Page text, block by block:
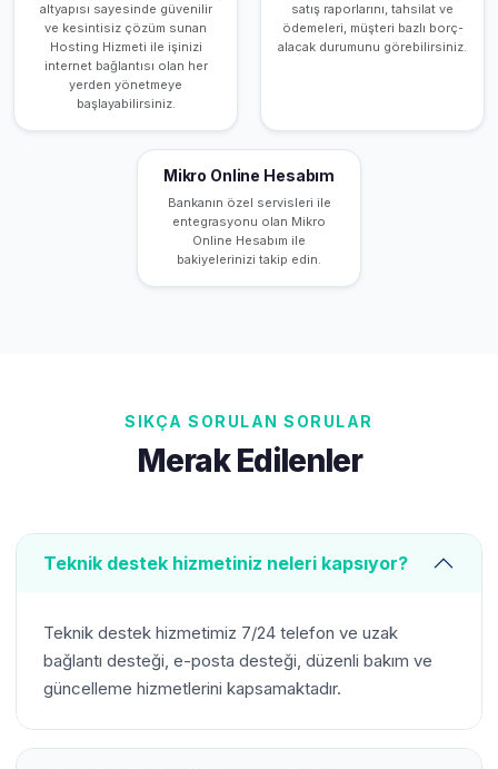
altyapısı sayesinde güvenilir
ve kesintisiz çözüm sunan
Hosting Hizmeti ile işinizi
internet bağlantısı olan her
yerden yönetmeye
başlayabilirsiniz.
satış raporlarını, tahsilat ve
ödemeleri, müşteri bazlı borç-
alacak durumunu görebilirsiniz.
Mikro Online Hesabım
Bankanın özel servisleri ile
entegrasyonu olan Mikro
Online Hesabım ile
bakiyelerinizi takip edin.
SIKÇA SORULAN SORULAR
Merak Edilenler
Teknik destek hizmetiniz neleri kapsıyor?
Teknik destek hizmetimiz 7/24 telefon ve uzak
bağlantı desteği, e-posta desteği, düzenli bakım ve
güncelleme hizmetlerini kapsamaktadır.